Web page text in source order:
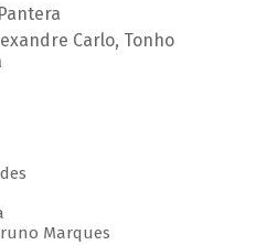
Carlo, Tonho
Marques